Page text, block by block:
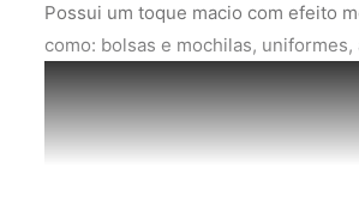
Possui um toque macio com efeito
como: bolsas e mochilas,